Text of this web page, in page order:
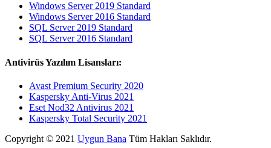
Windows Server 2019 Standard
Windows Server 2016 Standard
SQL Server 2019 Standard
SQL Server 2016 Standard
Antivirüs Yazılım Lisansları:
Avast Premium Security 2020
Kaspersky Anti-Virus 2021
Eset Nod32 Antivirus 2021
Kaspersky Total Security 2021
Copyright © 2021 Uygun Bana Tüm Hakları Saklıdır.